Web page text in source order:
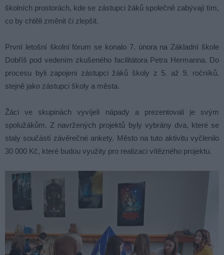
školních prostorách, kde se zástupci žáků společně zabývají tím,
co by chtěli změnit či zlepšit.
První letošní školní fórum se konalo 7. února na Základní škole
Dobříš pod vedením zkušeného facilitátora Petra Hermanna. Do
procesu byli zapojeni zástupci žáků školy z 5. až 9. ročníků,
stejně jako zástupci školy a města.
Žáci ve skupinách vyvíjeli nápady a prezentovali je svým
spolužákům. Z navržených projektů byly vybrány dva, které se
staly součástí závěrečné ankety. Město na tuto aktivitu vyčlenilo
30 000 Kč, které budou využity pro realizaci vítězného projektu.